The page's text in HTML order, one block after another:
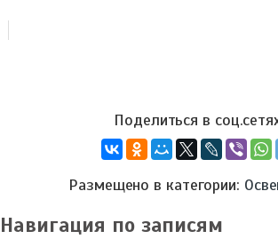
Размещено в категории:
Навигация по записям